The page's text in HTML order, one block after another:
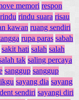
memori respon
rindu rindu suara risau
kawan ruang sendiri
rupa paras sabah
sakit hati salah salah
tak saling percaya
sanggup sanggup
sayang dia sayang
sendiri sayangi diri